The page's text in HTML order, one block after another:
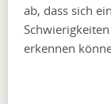
ab, dass sich
erkennen